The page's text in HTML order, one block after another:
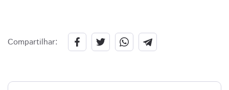
Compartilhar: